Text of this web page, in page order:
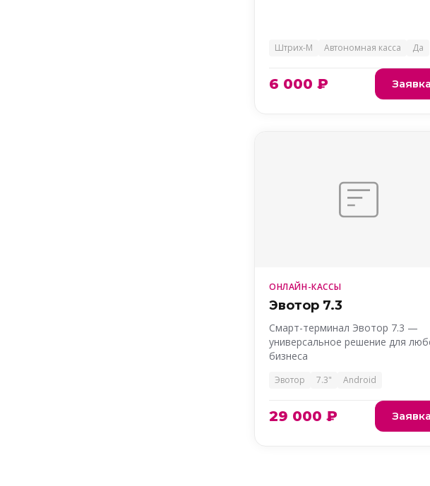
Штрих-М Автономная касса Да
6 000 ₽ Заявка
ОНЛАЙН-КАССЫ
Эвотор 7.3
Смарт-терминал Эвотор 7.3 —
универсальное решение для
бизнеса
Эвотор 7.3" Android
29 000 ₽ Заявка